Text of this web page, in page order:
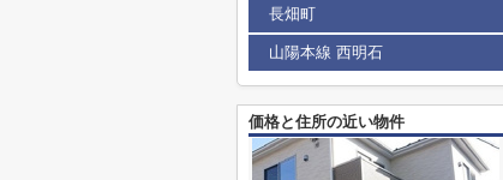
長畑町
山陽本線 西明石
価格と住所の近い物件